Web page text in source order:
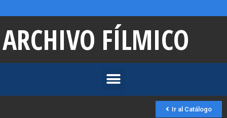
ARCHIVO FÍLMICO
Ir al Catálogo